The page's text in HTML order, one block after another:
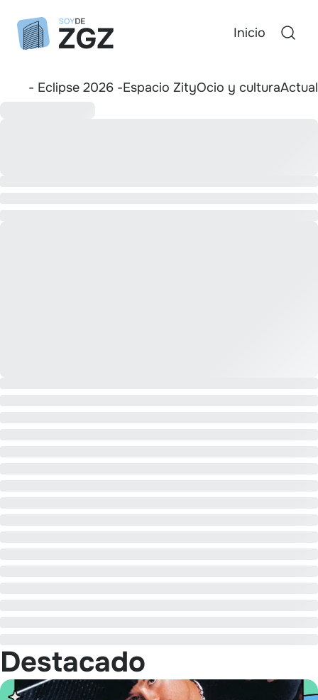
Inicio
- Eclipse 2026 -Espacio ZityOcio y cultura
Destacado